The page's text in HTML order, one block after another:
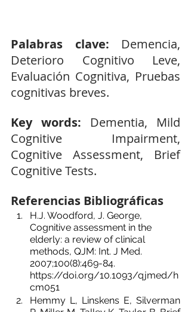
Palabras clave: Demencia,
Deterioro Cognitivo Leve,
Evaluación Cognitiva, Pruebas
cognitivas breves.
Key words: Dementia, Mild
Cognitive Impairment,
Cognitive Assessment, Brief
Cognitive Tests.
Referencias Bibliográficas
H.J. Woodford, J. George,
Cognitive assessment in the
elderly: a review of clinical
methods, QJM: Int. J Med.
2007;100(8):469-84.
https://doi.org/10.1093/qjmed/h
cm051
Hemmy L, Linskens E, Silverman